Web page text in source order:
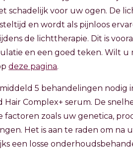
schadelijk voor uw ogen. De
en wordt als pijnloos
de lichttherapie. Dit is
en een goed teken. Wilt u
deze pagina.
5 behandelingen nodig
Hair Complex+ serum. De
factoren zoals uw genetica,
Het is aan te raden om na
een losse